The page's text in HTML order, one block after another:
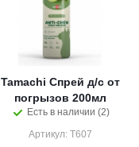
Tamachi Спрей д/с от
погрызов 200мл
Есть в наличии (2)
Артикул: Т607